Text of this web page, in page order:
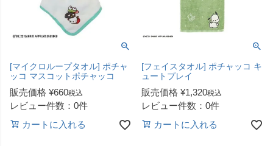
[マイクロループタオル] ポチャ
ッコ マスコットポチャッコ
販売価格 ¥660税込
レビュー件数：0件
カートに入れる
[フェイスタオル] ポチャッコ キ
ュートプレイ
販売価格 ¥1,320税込
レビュー件数：0件
カートに入れる